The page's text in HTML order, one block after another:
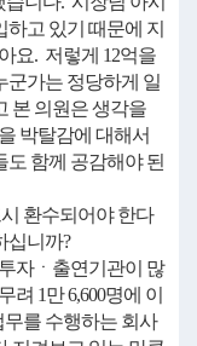
고 있기 때문에 지
요. 저렇게 12억을
군가는 정당하게 일
본 의원은 생각을
박탈감에 대해서
함께 공감해야 된
환수되어야 한다
십니까?
자ㆍ출연기관이 많
1만 6,600명에 이
를 수행하는 회사